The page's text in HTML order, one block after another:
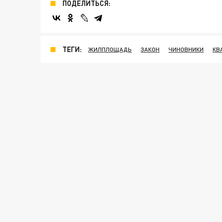
ПОДЕЛИТЬСЯ:
ТЕГИ: ЖИЛПЛОЩАДЬ ЗАКОН ЧИНОВНИКИ